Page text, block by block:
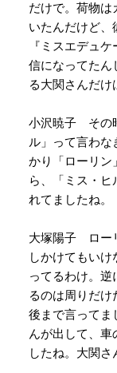
だけで。荷物は
いたんだけど、
『ミスエデュ
信になってたん
る大関さんだけ
小沢暁子 その
ル」って言わな
かり「ローリン
ら、「ミス・
れてましたね。
大塚陽子 ロー
しかけてもい
ってるわけ。逆
るのは周りだ
後まで言ってま
んが出して、車
したね。大関さ